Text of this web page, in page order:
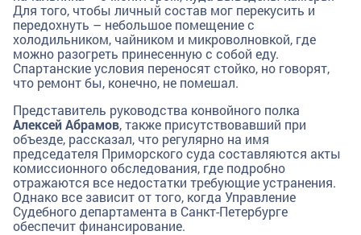
Для того, чтобы личный состав мог перекусить и
передохнуть – небольшое помещение с
холодильником, чайником и микроволновкой, где
можно разогреть принесенную с собой еду.
Спартанские условия переносят стойко, но говорят,
что ремонт бы, конечно, не помешал.
Представитель руководства конвойного полка
Алексей Абрамов, также присутствовавший при
объезде, рассказал, что регулярно на имя
председателя Приморского суда составляются акты
комиссионного обследования, где подробно
отражаются все недостатки требующие устранения.
Однако все зависит от того, когда Управление
Судебного департамента в Санкт-Петербурге
обеспечит финансирование.